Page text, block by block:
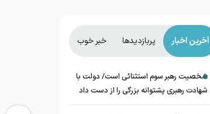
آخرین اخبار پربازدیدها خبر خوب
شخصیت رهبر سوم استثنائی است/ دولت با
شهادت رهبری پشتوانه بزرگی را از دست داد